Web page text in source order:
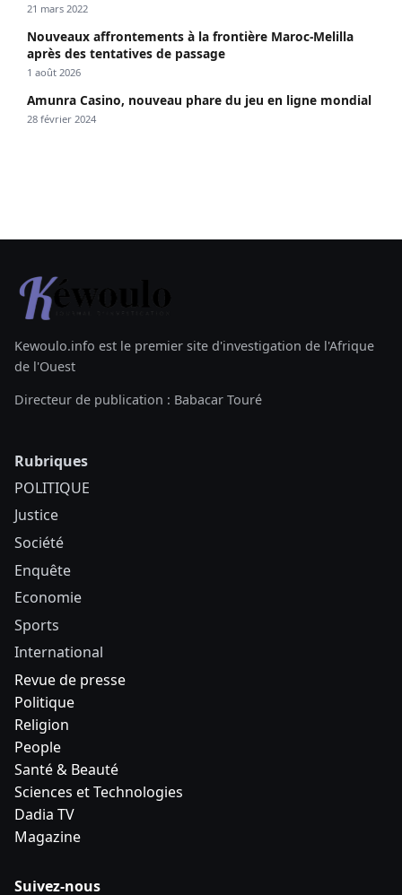
21 mars 2022
Nouveaux affrontements à la frontière Maroc-Melilla
après des tentatives de passage
1 août 2026
Amunra Casino, nouveau phare du jeu en ligne mondial
28 février 2024
Kewoulo.info est le premier site d'investigation de l'Afrique
de l'Ouest
Directeur de publication : Babacar Touré
Rubriques
POLITIQUE
Justice
Société
Enquête
Economie
Sports
International
Revue de presse
Politique
Religion
People
Santé & Beauté
Sciences et Technologies
Dadia TV
Magazine
Suivez-nous